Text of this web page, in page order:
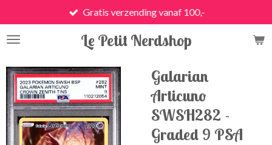
direct
naar
hoofdinhoud
Le Petit Nerdshop
Gratis verzending vanaf 100,-
Galarian
Articuno
SWSH282 -
Graded 9 PSA